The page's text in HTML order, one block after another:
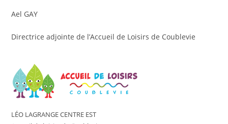
Ael GAY
Directrice adjointe de l’Accueil de Loisirs de Coublevie
LÉO LAGRANGE CENTRE EST